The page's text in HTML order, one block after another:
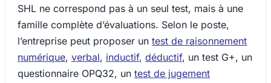
SHL ne correspond pas à un seul test, mais à une
famille complète d’évaluations. Selon le poste,
l’entreprise peut proposer un test de raisonnement
numérique, verbal, inductif, déductif, un test G+, un
questionnaire OPQ32, un test de jugement